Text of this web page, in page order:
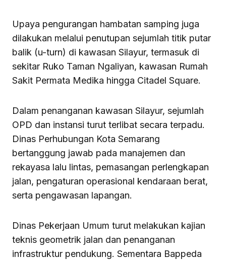
Upaya pengurangan hambatan samping juga
dilakukan melalui penutupan sejumlah titik putar
balik (u-turn) di kawasan Silayur, termasuk di
sekitar Ruko Taman Ngaliyan, kawasan Rumah
Sakit Permata Medika hingga Citadel Square.
Dalam penanganan kawasan Silayur, sejumlah
OPD dan instansi turut terlibat secara terpadu.
Dinas Perhubungan Kota Semarang
bertanggung jawab pada manajemen dan
rekayasa lalu lintas, pemasangan perlengkapan
jalan, pengaturan operasional kendaraan berat,
serta pengawasan lapangan.
Dinas Pekerjaan Umum turut melakukan kajian
teknis geometrik jalan dan penanganan
infrastruktur pendukung. Sementara Bappeda